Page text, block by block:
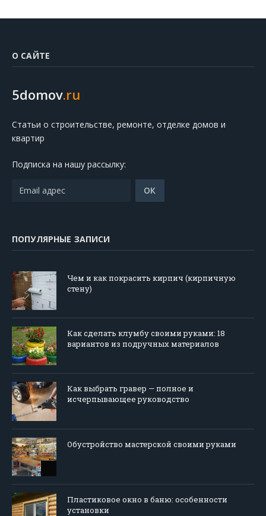
О САЙТЕ
5domov.ru
Статьи о строительстве, ремонте, отделке домов и
квартир
Подписка на нашу рассылку:
ПОПУЛЯРНЫЕ ЗАПИСИ
Чем и как покрасить кирпич (кирпичную
стену)
Как сделать клумбу своими руками: 18
вариантов из подручных материалов
Как выбрать гравер — полное и
исчерпывающее руководство
Обустройство мастерской своими руками
Пластиковое окно в баню: особенности
установки